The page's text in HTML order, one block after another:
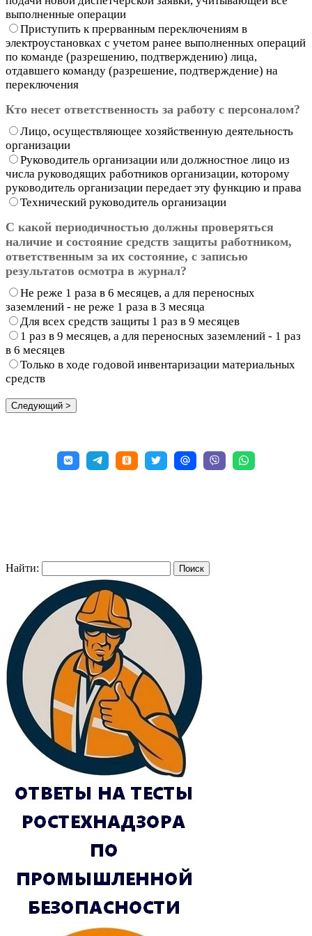
выполненные операции
Приступить к прерванным переключениям в
электроустановках с учетом ранее выполненных операций
по команде (разрешению, подтверждению) лица,
отдавшего команду (разрешение, подтверждение) на
переключения
Кто несет ответственность за работу с персоналом?
Лицо, осуществляющее хозяйственную деятельность
организации
Руководитель организации или должностное лицо из
числа руководящих работников организации, которому
руководитель организации передает эту функцию и права
Технический руководитель организации
С какой периодичностью должны проверяться
наличие и состояние средств защиты работником,
ответственным за их состояние, с записью
результатов осмотра в журнал?
Не реже 1 раза в 6 месяцев, а для переносных
заземлений - не реже 1 раза в 3 месяца
Для всех средств защиты 1 раз в 9 месяцев
1 раз в 9 месяцев, а для переносных заземлений - 1 раз
в 6 месяцев
Только в ходе годовой инвентаризации материальных
средств
Найти: